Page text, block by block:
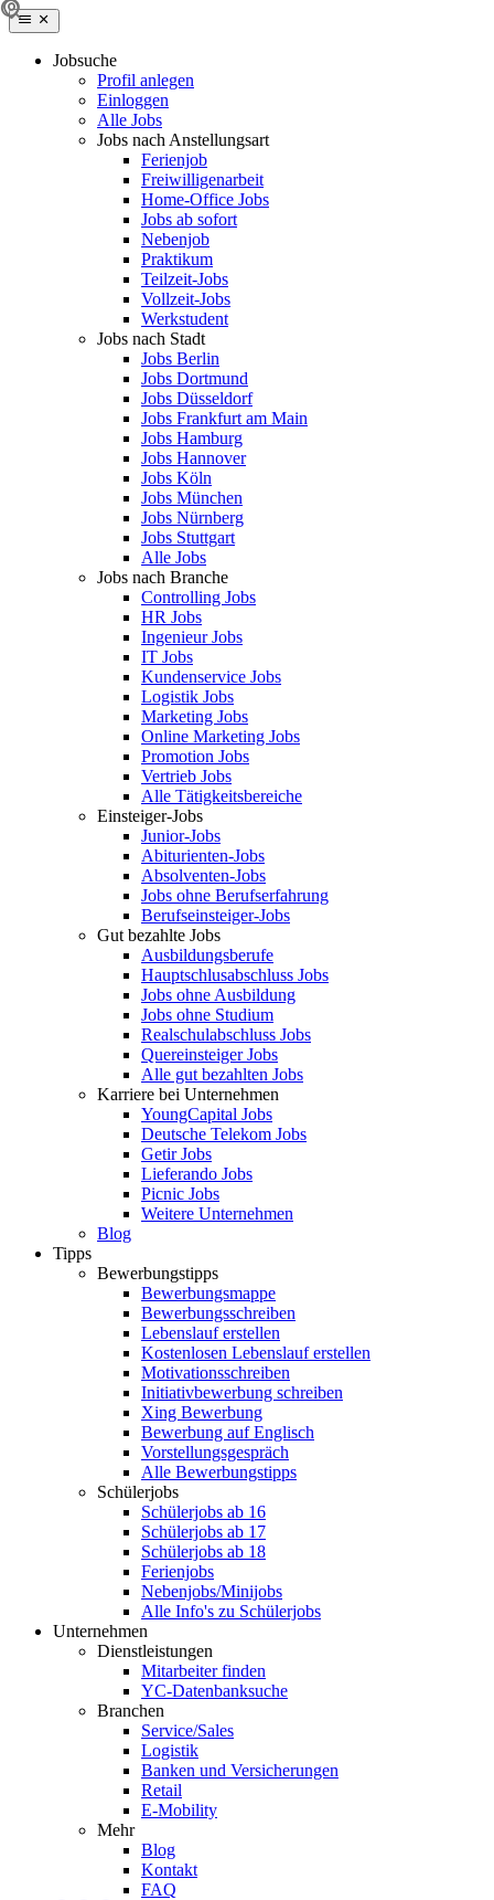
Jobsuche
Profil anlegen
Einloggen
Alle Jobs
Jobs nach Anstellungsart
Ferienjob
Freiwilligenarbeit
Home-Office Jobs
Jobs ab sofort
Nebenjob
Praktikum
Teilzeit-Jobs
Vollzeit-Jobs
Werkstudent
Jobs nach Stadt
Jobs Berlin
Jobs Dortmund
Jobs Düsseldorf
Jobs Frankfurt am Main
Jobs Hamburg
Jobs Hannover
Jobs Köln
Jobs München
Jobs Nürnberg
Jobs Stuttgart
Alle Jobs
Jobs nach Branche
Controlling Jobs
HR Jobs
Ingenieur Jobs
IT Jobs
Kundenservice Jobs
Logistik Jobs
Marketing Jobs
Online Marketing Jobs
Promotion Jobs
Vertrieb Jobs
Alle Tätigkeitsbereiche
Einsteiger-Jobs
Junior-Jobs
Abiturienten-Jobs
Absolventen-Jobs
Jobs ohne Berufserfahrung
Berufseinsteiger-Jobs
Gut bezahlte Jobs
Ausbildungsberufe
Hauptschlusabschluss Jobs
Jobs ohne Ausbildung
Jobs ohne Studium
Realschulabschluss Jobs
Quereinsteiger Jobs
Alle gut bezahlten Jobs
Karriere bei Unternehmen
YoungCapital Jobs
Deutsche Telekom Jobs
Getir Jobs
Lieferando Jobs
Picnic Jobs
Weitere Unternehmen
Blog
Tipps
Bewerbungstipps
Bewerbungsmappe
Bewerbungsschreiben
Lebenslauf erstellen
Kostenlosen Lebenslauf erstellen
Motivationsschreiben
Initiativbewerbung schreiben
Xing Bewerbung
Bewerbung auf Englisch
Vorstellungsgespräch
Alle Bewerbungstipps
Schülerjobs
Schülerjobs ab 16
Schülerjobs ab 17
Schülerjobs ab 18
Ferienjobs
Nebenjobs/Minijobs
Alle Info's zu Schülerjobs
Unternehmen
Dienstleistungen
Mitarbeiter finden
YC-Datenbanksuche
Branchen
Service/Sales
Logistik
Banken und Versicherungen
Retail
E-Mobility
Mehr
Blog
Kontakt
FAQ